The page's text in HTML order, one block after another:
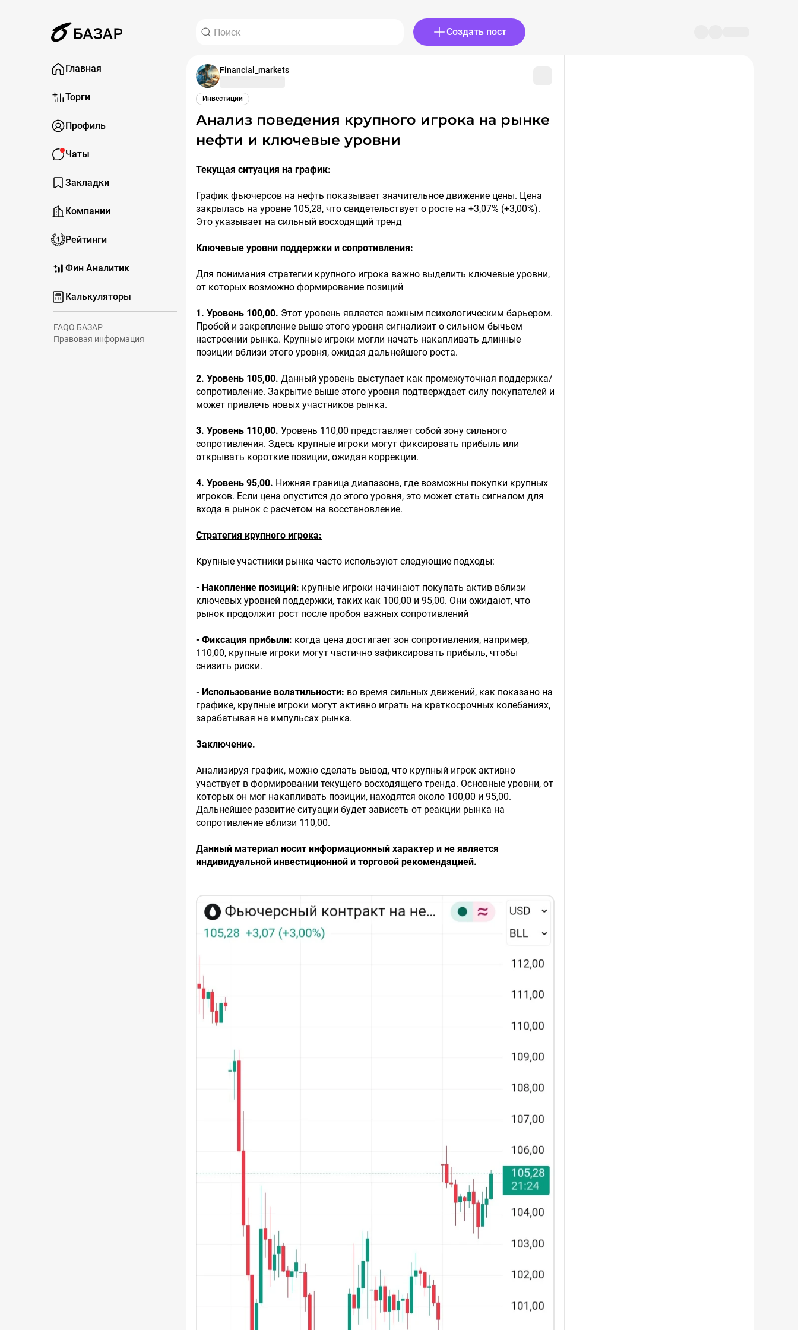
Создать пост
Главная
Торги
Профиль
Чаты
Закладки
Компании
Рейтинги
Фин Аналитик
Калькуляторы
FAQО БАЗАР
Правовая информация
Financial_markets
Инвестиции
Анализ поведения крупного игрока на рынке
нефти и ключевые уровни
Текущая ситуация на график:
График фьючерсов на нефть показывает значительное движение цены. Цена
закрылась на уровне 105,28, что свидетельствует о росте на +3,07% (+3,00%).
Это указывает на сильный восходящий тренд
Ключевые уровни поддержки и сопротивления:
Для понимания стратегии крупного игрока важно выделить ключевые уровни,
от которых возможно формирование позиций
1. Уровень 100,00. Этот уровень является важным психологическим барьером.
Пробой и закрепление выше этого уровня сигнализит о сильном бычьем
настроении рынка. Крупные игроки могли начать накапливать длинные
позиции вблизи этого уровня, ожидая дальнейшего роста.
2. Уровень 105,00. Данный уровень выступает как промежуточная поддержка/
сопротивление. Закрытие выше этого уровня подтверждает силу покупателей и
может привлечь новых участников рынка.
3. Уровень 110,00. Уровень 110,00 представляет собой зону сильного
сопротивления. Здесь крупные игроки могут фиксировать прибыль или
открывать короткие позиции, ожидая коррекции.
4. Уровень 95,00. Нижняя граница диапазона, где возможны покупки крупных
игроков. Если цена опустится до этого уровня, это может стать сигналом для
входа в рынок с расчетом на восстановление.
Стратегия крупного игрока:
Крупные участники рынка часто используют следующие подходы:
- Накопление позиций: крупные игроки начинают покупать актив вблизи
ключевых уровней поддержки, таких как 100,00 и 95,00. Они ожидают, что
рынок продолжит рост после пробоя важных сопротивлений
- Фиксация прибыли: когда цена достигает зон сопротивления, например,
110,00, крупные игроки могут частично зафиксировать прибыль, чтобы
снизить риски.
- Использование волатильности: во время сильных движений, как показано на
графике, крупные игроки могут активно играть на краткосрочных колебаниях,
зарабатывая на импульсах рынка.
Заключение.
Анализируя график, можно сделать вывод, что крупный игрок активно
участвует в формировании текущего восходящего тренда. Основные уровни, от
которых он мог накапливать позиции, находятся около 100,00 и 95,00.
Дальнейшее развитие ситуации будет зависеть от реакции рынка на
сопротивление вблизи 110,00.
Данный материал носит информационный характер и не является
индивидуальной инвестиционной и торговой рекомендацией.